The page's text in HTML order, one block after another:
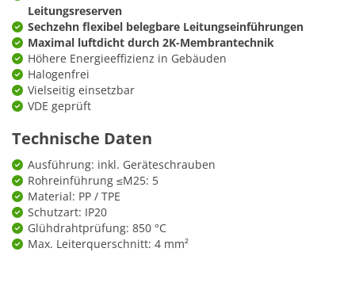
Leitungsreserven
Sechzehn flexibel belegbare Leitungseinführungen
Maximal luftdicht durch 2K-Membrantechnik
Höhere Energieeffizienz in Gebäuden
Halogenfrei
Vielseitig einsetzbar
VDE geprüft
Technische Daten
Ausführung: inkl. Geräteschrauben
Rohreinführung ≤M25: 5
Material: PP / TPE
Schutzart: IP20
Glühdrahtprüfung: 850 °C
Max. Leiterquerschnitt: 4 mm²